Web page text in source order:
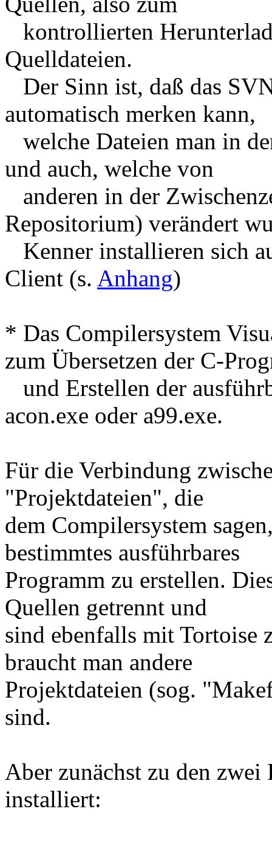
kontrollierten
Quelldateien.
Der Sinn ist, daß das
automatisch merken kann,
welche Dateien man in
und auch, welche von
anderen in der
Repositorium) verändert
Kenner installieren sich
Client (s. Anhang)
* Das Compilersystem
zum Übersetzen der C-
und Erstellen der
acon.exe oder a99.exe.
Für die Verbindung
"Projektdateien", die
dem Compilersystem
bestimmtes ausführbares
Programm zu erstellen.
Quellen getrennt und
sind ebenfalls mit
braucht man andere
Projektdateien (sog.
sind.
Aber zunächst zu den
installiert: